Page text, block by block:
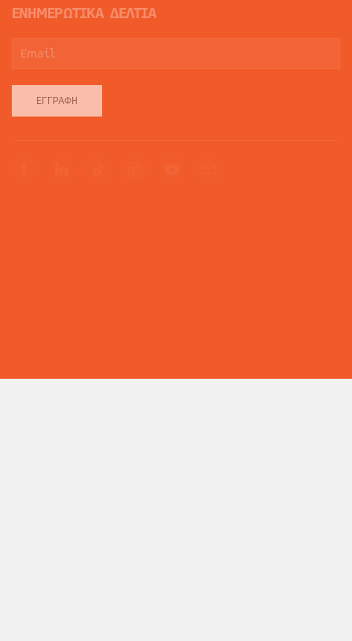
ΕΝΗΜΕΡΩΤΙΚΑ ΔΕΛΤΙΑ
ΕΓΓΡΑΦΉ